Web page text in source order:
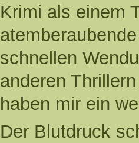
Krimi als einem
schnellen
anderen
haben mir ein
Der Blutdruck